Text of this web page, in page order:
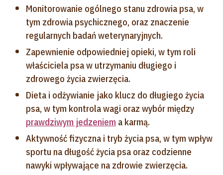
Monitorowanie ogólnego stanu zdrowia psa, w
tym zdrowia psychicznego, oraz znaczenie
regularnych badań weterynaryjnych.
Zapewnienie odpowiedniej opieki, w tym roli
właściciela psa w utrzymaniu długiego i
zdrowego życia zwierzęcia.
Dieta i odżywianie jako klucz do długiego życia
psa, w tym kontrola wagi oraz wybór między
prawdziwym jedzeniem a karmą.
Aktywność fizyczna i tryb życia psa, w tym wpływ
sportu na długość życia psa oraz codzienne
nawyki wpływające na zdrowie zwierzęcia.